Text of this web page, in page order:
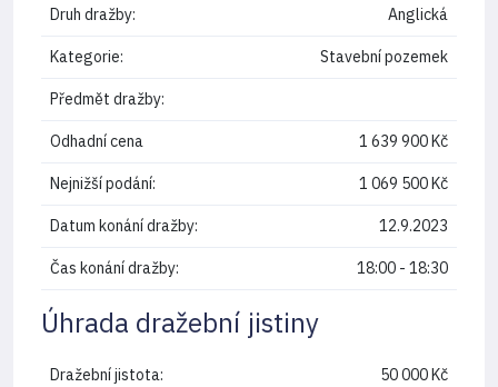
Druh dražby: Anglická
Kategorie: Stavební pozemek
Předmět dražby:
Odhadní cena 1 639 900 Kč
Nejnižší podání: 1 069 500 Kč
Datum konání dražby: 12.9.2023
Čas konání dražby: 18:00 - 18:30
Úhrada dražební jistiny
Dražební jistota: 50 000 Kč